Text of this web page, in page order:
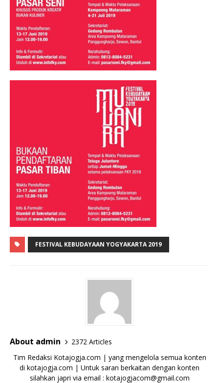
FESTIVAL KEBUDAYAAN YOGYAKARTA 2019
About admin
2372 Articles
Tim Redaksi Kotajogja.com | yang mengelola semua konten
di kotajogja.com | Untuk saran berkaitan dengan konten
silahkan japri via email : kotajogjacom@gmail.com